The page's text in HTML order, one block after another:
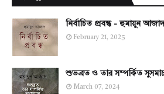
নির্বাচিত প্রবন্ধ - হুমায়ুন আজাদ
February 21, 2025
শুভব্রত ও তার সম্পর্কিত
March 07, 2024